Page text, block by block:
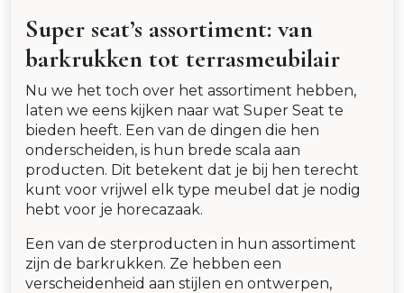
Super seat’s assortiment: van
barkrukken tot terrasmeubilair
Nu we het toch over het assortiment hebben,
laten we eens kijken naar wat Super Seat te
bieden heeft. Een van de dingen die hen
onderscheiden, is hun brede scala aan
producten. Dit betekent dat je bij hen terecht
kunt voor vrijwel elk type meubel dat je nodig
hebt voor je horecazaak.
Een van de sterproducten in hun assortiment
zijn de barkrukken. Ze hebben een
verscheidenheid aan stijlen en ontwerpen,